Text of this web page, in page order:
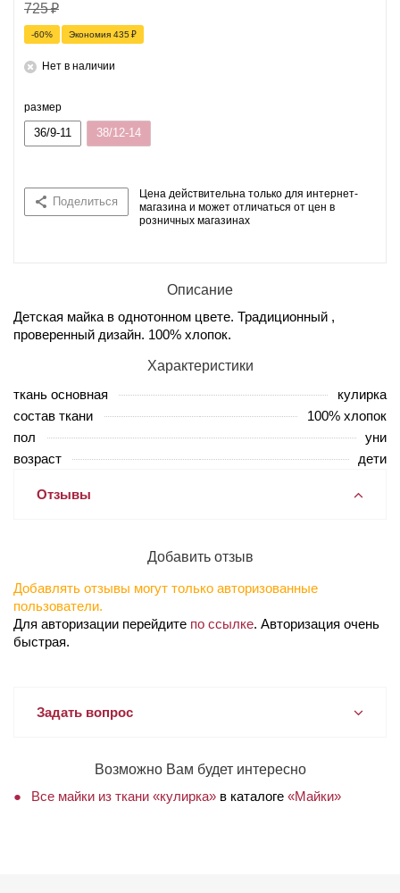
725₽
-60% Экономия 435 ₽
Нет в наличии
размер
36/9-11 38/12-14
Поделиться
Цена действительна только для интернет-
магазина и может отличаться от цен в
розничных магазинах
Описание
Детская майка в однотонном цвете. Традиционный ,
проверенный дизайн. 100% хлопок.
Характеристики
ткань основная
кулирка
состав ткани
100% хлопок
пол
уни
возраст
дети
Отзывы
Добавить отзыв
Добавлять отзывы могут только авторизованные
пользователи.
Для авторизации перейдите по ссылке. Авторизация очень
быстрая.
Задать вопрос
Возможно Вам будет интересно
Все майки из ткани «кулирка» в каталоге «Майки»